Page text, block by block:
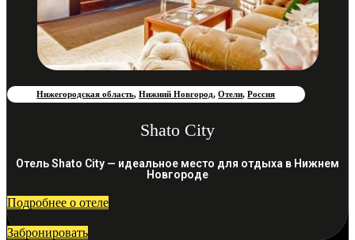
Нижегородская область,Нижний Новгород,Отели,Россия
Shato City
Отель Shato City — идеальное место для отдыха в Нижнем
Новгороде
Подробнее о отеле
Забронировать